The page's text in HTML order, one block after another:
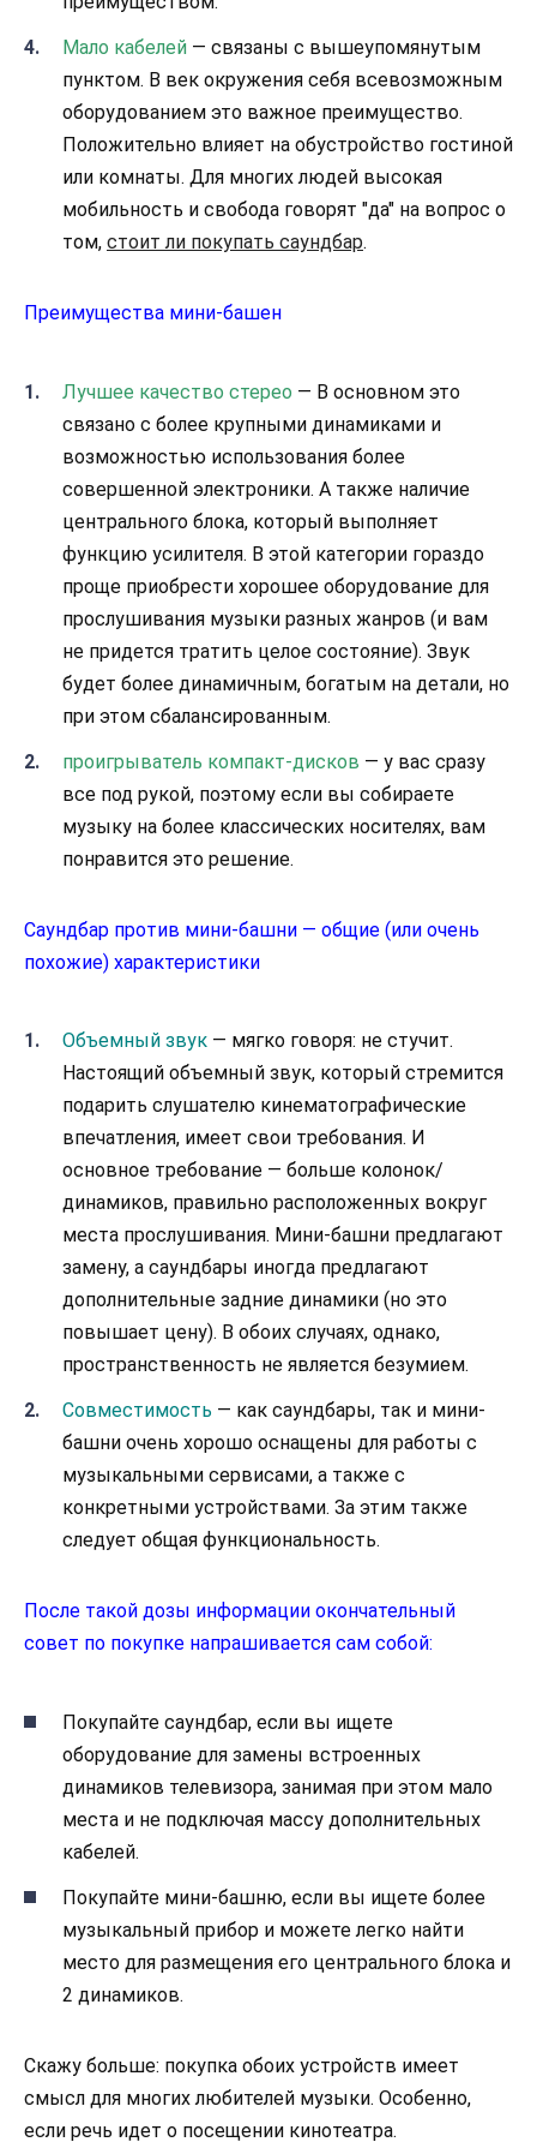
Мало кабелей — связаны с вышеупомянутым
пунктом. В век окружения себя всевозможным
оборудованием это важное преимущество.
Положительно влияет на обустройство гостиной
или комнаты. Для многих людей высокая
мобильность и свобода говорят "да" на вопрос о
том, стоит ли покупать саундбар.
Преимущества мини-башен
Лучшее качество стерео — В основном это
связано с более крупными динамиками и
возможностью использования более
совершенной электроники. А также наличие
центрального блока, который выполняет
функцию усилителя. В этой категории гораздо
проще приобрести хорошее оборудование для
прослушивания музыки разных жанров (и вам
не придется тратить целое состояние). Звук
будет более динамичным, богатым на детали, но
при этом сбалансированным.
проигрыватель компакт-дисков — у вас сразу
все под рукой, поэтому если вы собираете
музыку на более классических носителях, вам
понравится это решение.
Саундбар против мини-башни — общие (или очень
похожие) характеристики
Объемный звук — мягко говоря: не стучит.
Настоящий объемный звук, который стремится
подарить слушателю кинематографические
впечатления, имеет свои требования. И
основное требование — больше колонок/
динамиков, правильно расположенных вокруг
места прослушивания. Мини-башни предлагают
замену, а саундбары иногда предлагают
дополнительные задние динамики (но это
повышает цену). В обоих случаях, однако,
пространственность не является безумием.
Совместимость — как саундбары, так и мини-
башни очень хорошо оснащены для работы с
музыкальными сервисами, а также с
конкретными устройствами. За этим также
следует общая функциональность.
После такой дозы информации окончательный
совет по покупке напрашивается сам собой:
Покупайте саундбар, если вы ищете
оборудование для замены встроенных
динамиков телевизора, занимая при этом мало
места и не подключая массу дополнительных
кабелей.
Покупайте мини-башню, если вы ищете более
музыкальный прибор и можете легко найти
место для размещения его центрального блока и
2 динамиков.
Скажу больше: покупка обоих устройств имеет
смысл для многих любителей музыки. Особенно,
если речь идет о посещении кинотеатра.